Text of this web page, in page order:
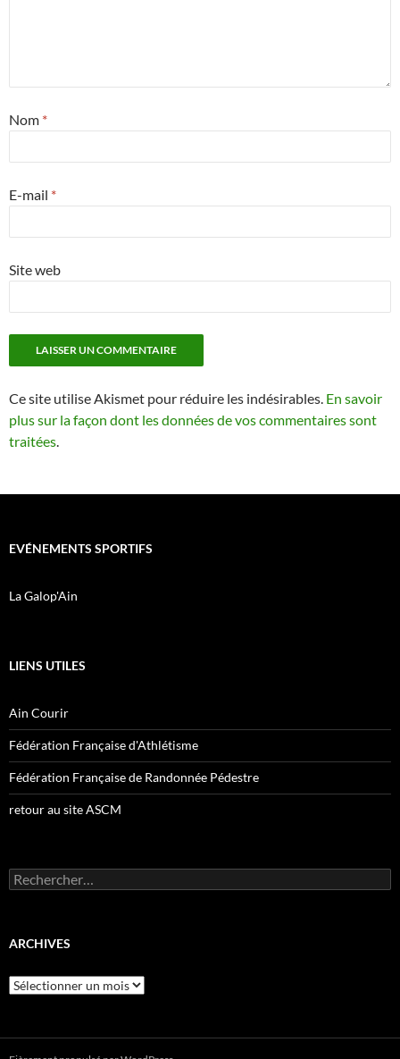
Nom *
E-mail *
Site web
Ce site utilise Akismet pour réduire les indésirables. En savoir
plus sur la façon dont les données de vos commentaires sont
traitées.
EVÉNEMENTS SPORTIFS
La Galop'Ain
LIENS UTILES
Ain Courir
Fédération Française d'Athlétisme
Fédération Française de Randonnée Pédestre
retour au site ASCM
Rechercher :
ARCHIVES
Archives